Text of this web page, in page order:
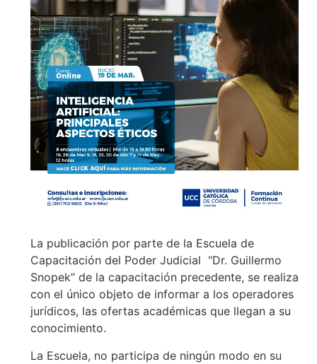
La publicación por parte de la Escuela de
Capacitación del Poder Judicial “Dr. Guillermo
Snopek” de la capacitación precedente, se realiza
con el único objeto de informar a los operadores
jurídicos, las ofertas académicas que llegan a su
conocimiento.
La Escuela, no participa de ningún modo en su